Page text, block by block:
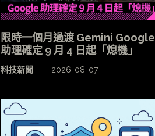
限時一個月過渡 Gemini Google
助理確定 9 月 4 日起「熄機」
科技新聞 2026-08-07